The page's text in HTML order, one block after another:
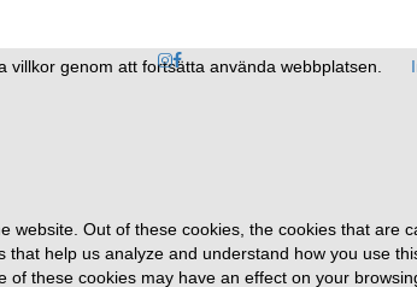
genom att fortsätta använda webbplatsen.
Out of these cookies, the cookies that
help us analyze and understand how you use
these cookies may have an effect on your